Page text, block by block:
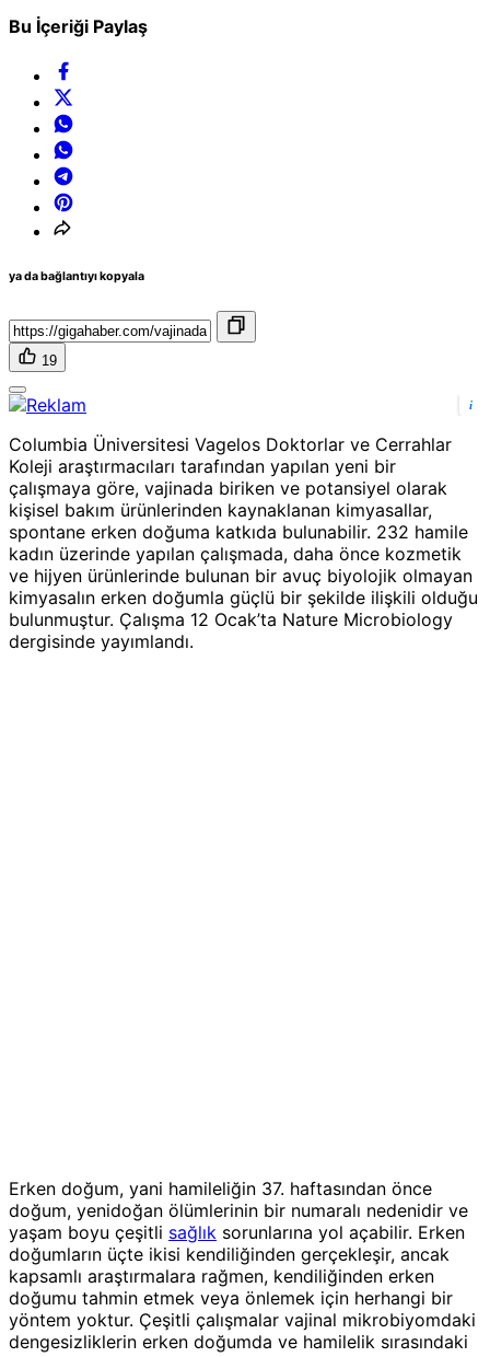
Bu İçeriği Paylaş
ya da bağlantıyı kopyala
19
i
Columbia Üniversitesi Vagelos Doktorlar ve Cerrahlar
Koleji araştırmacıları tarafından yapılan yeni bir
çalışmaya göre, vajinada biriken ve potansiyel olarak
kişisel bakım ürünlerinden kaynaklanan kimyasallar,
spontane erken doğuma katkıda bulunabilir. 232 hamile
kadın üzerinde yapılan çalışmada, daha önce kozmetik
ve hijyen ürünlerinde bulunan bir avuç biyolojik olmayan
kimyasalın erken doğumla güçlü bir şekilde ilişkili olduğu
bulunmuştur. Çalışma 12 Ocak’ta Nature Microbiology
dergisinde yayımlandı.
Erken doğum, yani hamileliğin 37. haftasından önce
doğum, yenidoğan ölümlerinin bir numaralı nedenidir ve
yaşam boyu çeşitli sağlık sorunlarına yol açabilir. Erken
doğumların üçte ikisi kendiliğinden gerçekleşir, ancak
kapsamlı araştırmalara rağmen, kendiliğinden erken
doğumu tahmin etmek veya önlemek için herhangi bir
yöntem yoktur. Çeşitli çalışmalar vajinal mikrobiyomdaki
dengesizliklerin erken doğumda ve hamilelik sırasındaki